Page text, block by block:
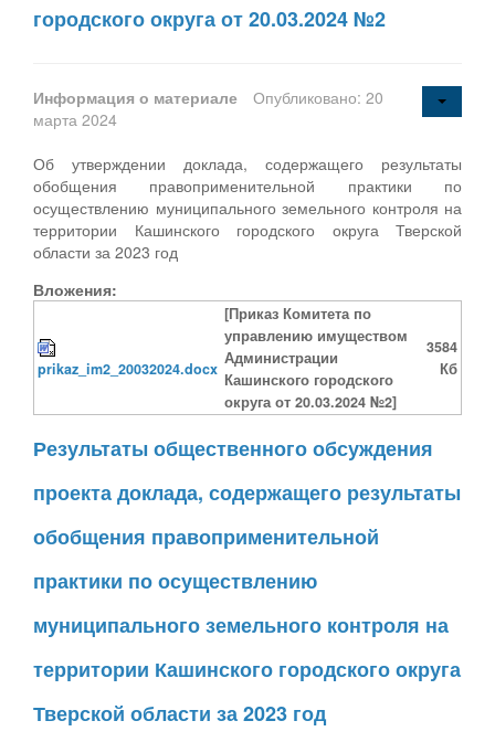
городского округа от 20.03.2024 №2
Информация о материале
Опубликовано: 20
марта 2024
Об утверждении доклада, содержащего результаты
обобщения правоприменительной практики по
осуществлению муниципального земельного контроля на
территории Кашинского городского округа Тверской
области за 2023 год
Вложения:
prikaz_im2_20032024.docx
[Приказ Комитета по
управлению имуществом
Администрации
Кашинского городского
округа от 20.03.2024 №2]
3584
Кб
Результаты общественного обсуждения
проекта доклада, содержащего результаты
обобщения правоприменительной
практики по осуществлению
муниципального земельного контроля на
территории Кашинского городского округа
Тверской области за 2023 год